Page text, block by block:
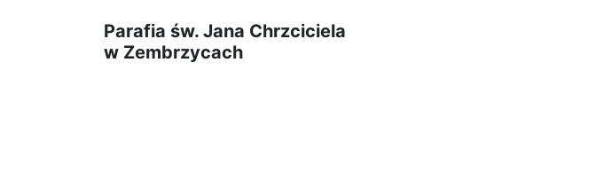
Parafia św. Jana Chrzciciela
w Zembrzycach